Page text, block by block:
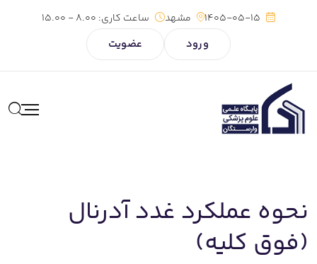
1405-05-15 مشهد ساعت کاری:
ورود عضویت
نحوه عملکرد غدد آدرنال
(فوق کلیه)